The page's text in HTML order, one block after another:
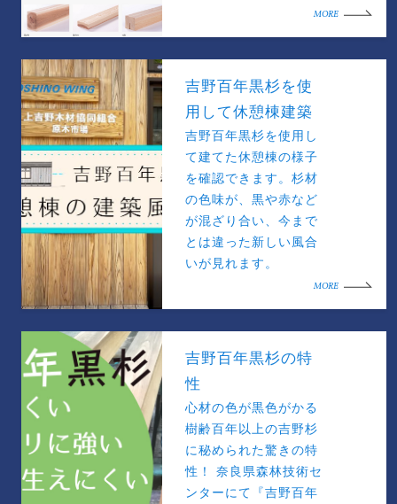
MORE
吉野百年黒杉を使
用して休憩棟建築
吉野百年黒杉を使用し
て建てた休憩棟の様子
を確認できます。杉材
の色味が、黒や赤など
が混ざり合い、今まで
とは違った新しい風合
いが見れます。
MORE
吉野百年黒杉の特
性
心材の色が黒色がかる
樹齢百年以上の吉野杉
に秘められた驚きの特
性！ 奈良県森林技術セ
ンターにて『吉野百年